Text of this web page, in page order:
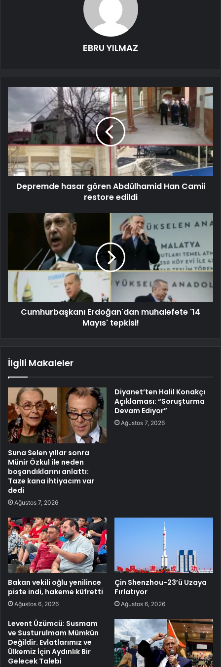
EBRU YILMAZ
Depremde hasar gören Abdülhamid Han Camii
restore edildi
Cumhurbaşkanı Erdoğan'dan muhalefete '14
Mayıs' tepkisi!
İlgili Makaleler
Suna Selen yıllar sonra
Münir Özkul ile neden
boşandıklarını anlattı:
Taze kana ihtiyacım var
dedi
Ağustos 7, 2026
Diyanet’ten Halil Konakçı
Açıklaması: “Soruşturma
Devam Ediyor”
Ağustos 7, 2026
Bakan vekili oğlu yenilince
piste indi, hakeme küfretti
Ağustos 6, 2026
Çin Shenzhou-23’ü Uzaya
Fırlatıyor
Ağustos 6, 2026
Levent Üzümcü: Susmam
ve Susturulmam Mümkün
Değildir. Evlatlarımız ve
Ülkemiz İçin Aydınlık Bir
Gelecek Talebi